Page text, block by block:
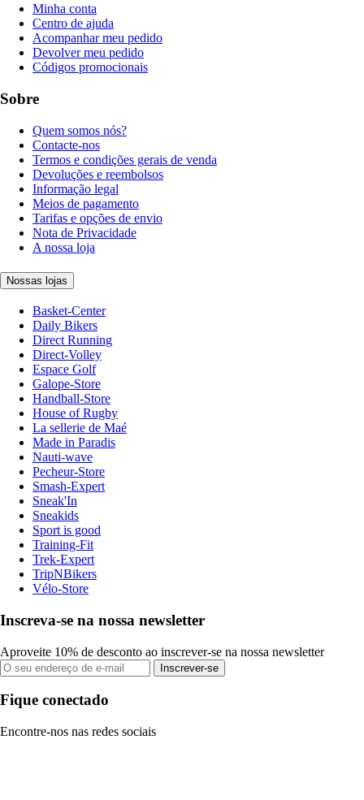
Minha conta
Centro de ajuda
Acompanhar meu pedido
Devolver meu pedido
Códigos promocionais
Sobre
Quem somos nós?
Contacte-nos
Termos e condições gerais de venda
Devoluções e reembolsos
Informação legal
Meios de pagamento
Tarifas e opções de envio
Nota de Privacidade
A nossa loja
Nossas lojas
Basket-Center
Daily Bikers
Direct Running
Direct-Volley
Espace Golf
Galope-Store
Handball-Store
House of Rugby
La sellerie de Maé
Made in Paradis
Nauti-wave
Pecheur-Store
Smash-Expert
Sneak'In
Sneakids
Sport is good
Training-Fit
Trek-Expert
TripNBikers
Vélo-Store
Inscreva-se na nossa newsletter
Aproveite 10% de desconto ao inscrever-se na nossa newsletter
Inscrever-se
Fique conectado
Encontre-nos nas redes sociais